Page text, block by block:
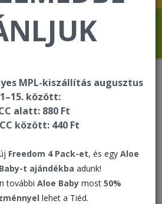
MPL-kiszállítás augusztus
1–15. között:
alatt: 880 Ft
között: 440 Ft
Freedom 4 Pack-et, és egy Aloe
t ajándékba adunk!
további Aloe Baby most 50%
lehet a Tiéd.
üdvözli Önt a Forever Living
áruházában!